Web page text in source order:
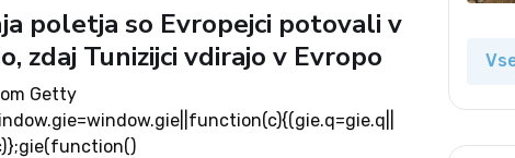
je tedej dejala. V državo je leta 2015 prišlo
poletja so Evropejci potovali v
zdaj Tunizijci vdirajo v Evropo
Getty